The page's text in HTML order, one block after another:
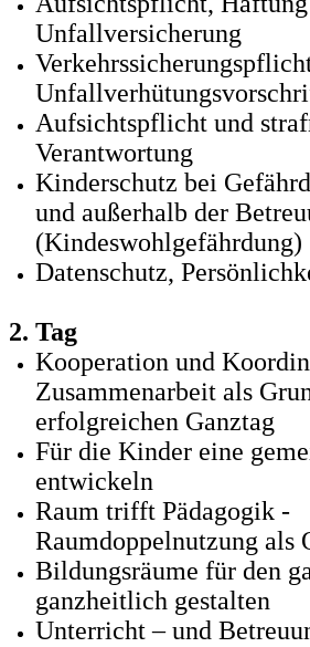
Unfallversicherung
Aufsichtspflicht und
Verantwortung
Kinderschutz bei
und außerhalb der
(Kindeswohlgefährdung)
Datenschutz,
2. Tag
Kooperation und
Zusammenarbeit als
erfolgreichen Ganztag
Für die Kinder eine
entwickeln
Raum trifft Pädagogik -
Raumdoppelnutzung als
Bildungsräume für den
ganzheitlich gestalten
Unterricht – und